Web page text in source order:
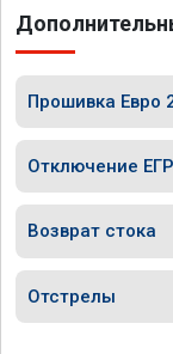
Прошивка Евро
Отключение ЕГР
Возврат стока
Отстрелы